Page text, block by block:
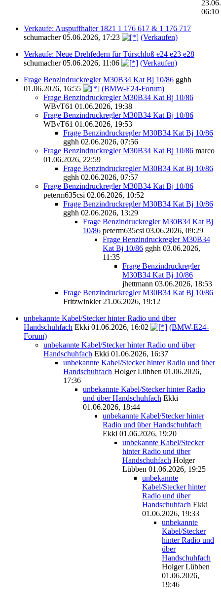
06:10
Verkaufe: Auspuffhalter 1821 1 176 617 & 1 176 717
schumacher 05.06.2026, 17:23
(Verkaufen)
Verkaufe: Neue Drehfedern für Türschloß e24 e23 e28
schumacher 05.06.2026, 11:06
(Verkaufen)
Frage Benzindruckregler M30B34 Kat Bj 10/86 gghh
01.06.2026, 16:55
(BMW-E24-Forum)
Frage Benzindruckregler M30B34 Kat Bj 10/86
WBvT61 01.06.2026, 19:38
Frage Benzindruckregler M30B34 Kat Bj 10/86
WBvT61 01.06.2026, 19:53
Frage Benzindruckregler M30B34 Kat Bj 10/86
gghh 02.06.2026, 07:56
Frage Benzindruckregler M30B34 Kat Bj 10/86 marco
01.06.2026, 22:59
Frage Benzindruckregler M30B34 Kat Bj 10/86
gghh 02.06.2026, 07:57
Frage Benzindruckregler M30B34 Kat Bj 10/86
peterm635csi 02.06.2026, 10:52
Frage Benzindruckregler M30B34 Kat Bj 10/86
gghh 02.06.2026, 13:29
Frage Benzindruckregler M30B34 Kat Bj
10/86 peterm635csi 03.06.2026, 09:29
Frage Benzindruckregler M30B34
Kat Bj 10/86 gghh 03.06.2026,
11:35
Frage Benzindruckregler
M30B34 Kat Bj 10/86
jhettmann 03.06.2026, 18:53
Frage Benzindruckregler M30B34 Kat Bj 10/86
Fritzwinkler 21.06.2026, 19:12
unbekannte Kabel/Stecker hinter Radio und über
Handschuhfach Ekki 01.06.2026, 16:02
(BMW-E24-
Forum)
unbekannte Kabel/Stecker hinter Radio und über
Handschuhfach Ekki 01.06.2026, 16:37
unbekannte Kabel/Stecker hinter Radio und über
Handschuhfach Holger Lübben 01.06.2026,
17:36
unbekannte Kabel/Stecker hinter Radio
und über Handschuhfach Ekki
01.06.2026, 18:44
unbekannte Kabel/Stecker hinter
Radio und über Handschuhfach
Ekki 01.06.2026, 19:20
unbekannte Kabel/Stecker
hinter Radio und über
Handschuhfach Holger
Lübben 01.06.2026, 19:25
unbekannte
Kabel/Stecker hinter
Radio und über
Handschuhfach Ekki
01.06.2026, 19:33
unbekannte
Kabel/Stecker
hinter Radio und
über
Handschuhfach
Holger Lübben
01.06.2026,
19:46